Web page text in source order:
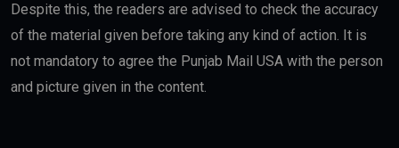
Despite this, the readers are advised to check the accuracy
of the material given before taking any kind of action. It is
not mandatory to agree the Punjab Mail USA with the person
and picture given in the content.